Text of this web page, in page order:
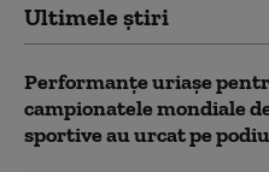
Ultimele știri
Performanțe uriașe
campionatele mondiale
sportive au urcat pe